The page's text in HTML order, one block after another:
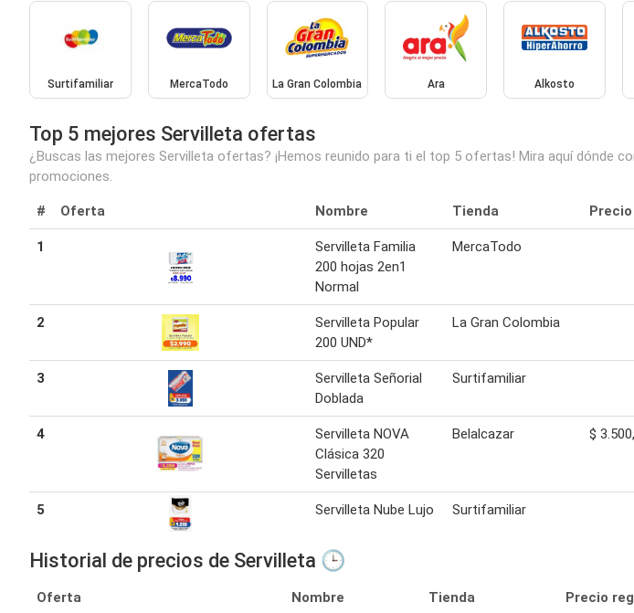
Surtifamiliar MercaTodo La Gran Colombia Ara Alkosto
Top 5 mejores Servilleta ofertas
¿Buscas las mejores Servilleta ofertas? ¡Hemos reunido para ti el top 5 ofertas! Mira aquí dónde
promociones.
# Oferta Nombre Tienda
1
Servilleta Familia
200 hojas 2en1
Normal
MercaTodo
2
Servilleta Popular
200 UND*
La Gran Colombia
3
Servilleta Señorial
Doblada
Surtifamiliar
4
Servilleta NOVA
Clásica 320
Servilletas
Belalcazar $
5 Servilleta Nube Lujo Surtifamiliar
Historial de precios de Servilleta 🕒
Oferta Nombre Tienda Precio